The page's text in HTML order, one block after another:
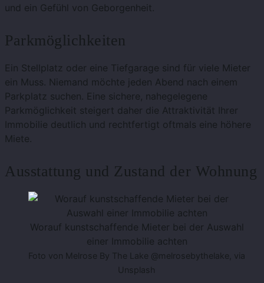
und ein Gefühl von Geborgenheit.
Parkmöglichkeiten
Ein Stellplatz oder eine Tiefgarage sind für viele Mieter
ein Muss. Niemand möchte jeden Abend nach einem
Parkplatz suchen. Eine sichere, nahegelegene
Parkmöglichkeit steigert daher die Attraktivität Ihrer
Immobilie deutlich und rechtfertigt oftmals eine höhere
Miete.
Ausstattung und Zustand der Wohnung
Worauf kunstschaffende Mieter bei der Auswahl
einer Immobilie achten
Foto von Melrose By The Lake @melrosebythelake, via
Unsplash